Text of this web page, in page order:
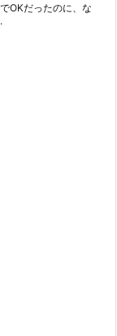
OKだったのに、な